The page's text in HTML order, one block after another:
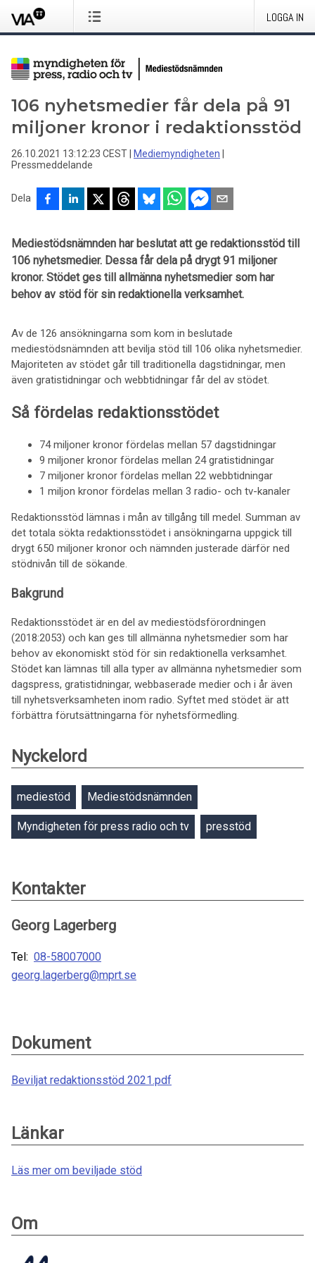
LOGGA IN
106 nyhetsmedier får dela på 91
miljoner kronor i redaktionsstöd
26.10.2021 13:12:23 CEST Mediemyndigheten
Pressmeddelande
Dela
Mediestödsnämnden har beslutat att ge redaktionsstöd till
106 nyhetsmedier. Dessa får dela på drygt 91 miljoner
kronor. Stödet ges till allmänna nyhetsmedier som har
behov av stöd för sin redaktionella verksamhet.
Av de 126 ansökningarna som kom in beslutade
mediestödsnämnden att bevilja stöd till 106 olika nyhetsmedier.
Majoriteten av stödet går till traditionella dagstidningar, men
även gratistidningar och webbtidningar får del av stödet.
Så fördelas redaktionsstödet
74 miljoner kronor fördelas mellan 57 dagstidningar
9 miljoner kronor fördelas mellan 24 gratistidningar
7 miljoner kronor fördelas mellan 22 webbtidningar
1 miljon kronor fördelas mellan 3 radio- och tv-kanaler
Redaktionsstöd lämnas i mån av tillgång till medel. Summan av
det totala sökta redaktionsstödet i ansökningarna uppgick till
drygt 650 miljoner kronor och nämnden justerade därför ned
stödnivån till de sökande.
Bakgrund
Redaktionsstödet är en del av mediestödsförordningen
(2018:2053) och kan ges till allmänna nyhetsmedier som har
behov av ekonomiskt stöd för sin redaktionella verksamhet.
Stödet kan lämnas till alla typer av allmänna nyhetsmedier som
dagspress, gratistidningar, webbaserade medier och i år även
till nyhetsverksamheten inom radio. Syftet med stödet är att
förbättra förutsättningarna för nyhetsförmedling.
Nyckelord
mediestöd Mediestödsnämnden
Myndigheten för press radio och tv presstöd
Kontakter
Georg Lagerberg
Tel: 08-58007000
georg.lagerberg@mprt.se
Dokument
Beviljat redaktionsstöd 2021.pdf
Länkar
Läs mer om beviljade stöd
Om